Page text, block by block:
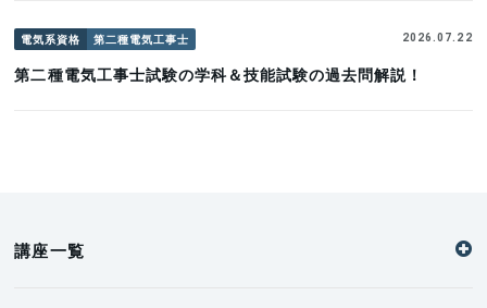
電気系資格 第二種電気工事士 2026.07.22
第二種電気工事士試験の学科＆技能試験の過去問解説！
講座一覧